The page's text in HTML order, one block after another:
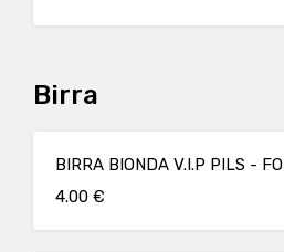
Birra
BIRRA BIONDA V.I.P PILS -
4.00 €